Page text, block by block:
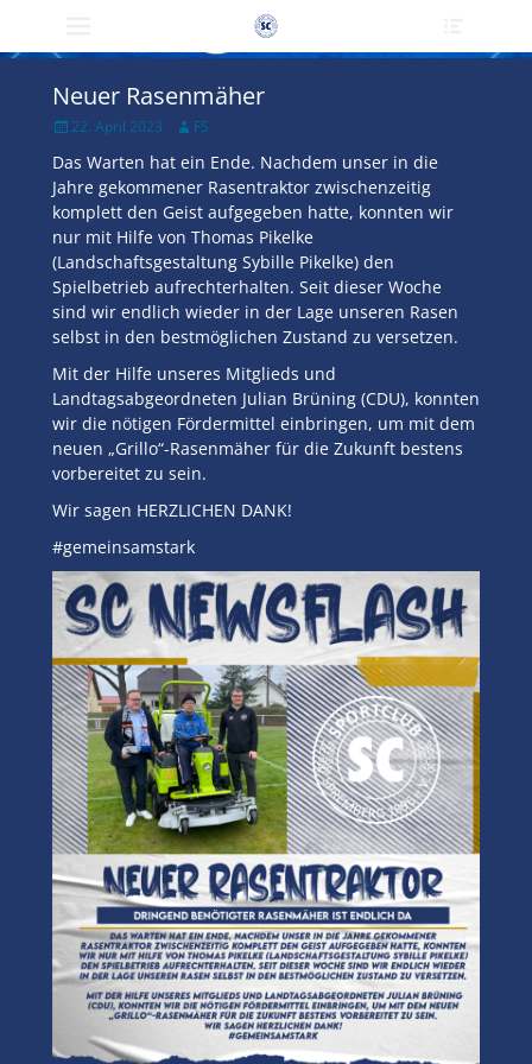
überspringen
Neuer Rasenmäher
Veröffentlicht
22. April 2023 Author
FS
Das Warten hat ein Ende. Nachdem unser in die
Jahre gekommener Rasentraktor zwischenzeitig
komplett den Geist aufgegeben hatte, konnten wir
nur mit Hilfe von Thomas Pikelke
(Landschaftsgestaltung Sybille Pikelke) den
Spielbetrieb aufrechterhalten. Seit dieser Woche
sind wir endlich wieder in der Lage unseren Rasen
selbst in den bestmöglichen Zustand zu versetzen.
Mit der Hilfe unseres Mitglieds und
Landtagsabgeordneten Julian Brüning (CDU), konnten
wir die nötigen Fördermittel einbringen, um mit dem
neuen „Grillo“-Rasenmäher für die Zukunft bestens
vorbereitet zu sein.
Wir sagen HERZLICHEN DANK!
#gemeinsamstark